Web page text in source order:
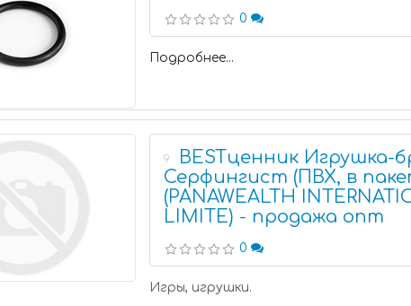
0
Подробнее...
9
BESTценник Игрушка-
Серфингист (ПВХ, в
(PANAWEALTH
LIMITE) - продажа опт
0
Игры, игрушки.